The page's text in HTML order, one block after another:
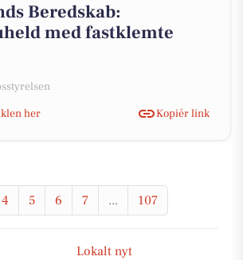
Beredskab:
med fastklemte
her
Kopiér link
4 5 6 7 ... 107
Lokalt nyt